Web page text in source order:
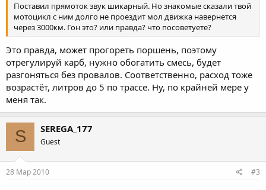
Поставил прямоток звук шикарный. Но знакомые сказали твой
мотоцикл с ним долго не проездит мол движка навернется
через 3000км. Гон это? или правда? что посоветуете?
Это правда, может прогореть поршень, поэтому
отрегулируй карб, нужно обогатить смесь, будет
разгоняться без провалов. Соответственно, расход тоже
возрастёт, литров до 5 по трассе. Ну, по крайней мере у
меня так.
S SEREGA_177
Guest
28 Мар 2010 #3